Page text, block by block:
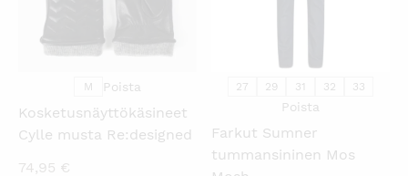
M Poista
Kosketusnäyttökäsineet
Cylle musta Re:designed
74,95 €
27 29 31 32 33
Poista
Farkut Sumner
tummansininen Mos